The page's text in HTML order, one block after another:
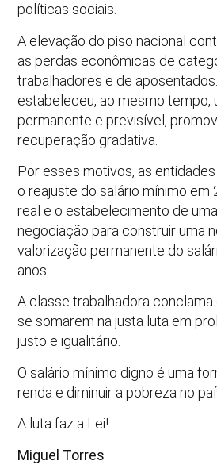
políticas sociais.
A elevação do piso nacional
as perdas econômicas de
trabalhadores e de
estabeleceu, ao mesmo tempo,
permanente e previsível,
recuperação gradativa.
Por esses motivos, as
o reajuste do salário mínimo em
real e o estabelecimento de
negociação para construir uma
valorização permanente do
anos.
A classe trabalhadora
se somarem na justa luta em
justo e igualitário.
O salário mínimo digno é uma
renda e diminuir a pobreza no
A luta faz a Lei!
Miguel Torres